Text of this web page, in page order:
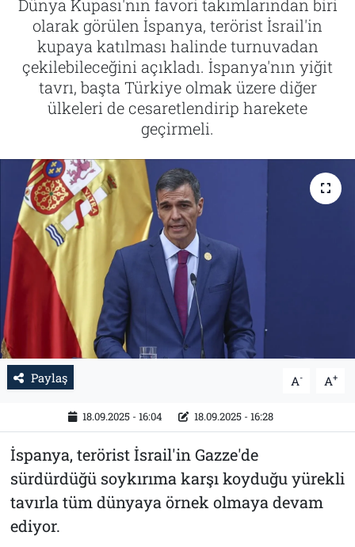
Dünya Kupası'nın favori takımlarından biri
olarak görülen İspanya, terörist İsrail'in
kupaya katılması halinde turnuvadan
çekilebileceğini açıkladı. İspanya'nın yiğit
tavrı, başta Türkiye olmak üzere diğer
ülkeleri de cesaretlendirip harekete
geçirmeli.
Paylaş A- A+
18.09.2025 - 16:04 18.09.2025 - 16:28
İspanya, terörist İsrail'in Gazze'de
sürdürdüğü soykırıma karşı koyduğu yürekli
tavırla tüm dünyaya örnek olmaya devam
ediyor.
Tarih
İletişim
Künye